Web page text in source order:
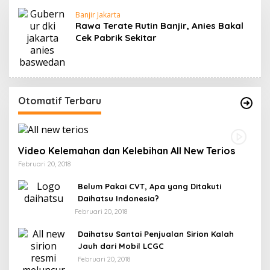
Banjir Jakarta
Rawa Terate Rutin Banjir, Anies Bakal
Cek Pabrik Sekitar
Otomatif Terbaru
Video Kelemahan dan Kelebihan All New Terios
Februari 20, 2018
Belum Pakai CVT, Apa yang Ditakuti
Daihatsu Indonesia?
Februari 20, 2018
Daihatsu Santai Penjualan Sirion Kalah
Jauh dari Mobil LCGC
Februari 20, 2018